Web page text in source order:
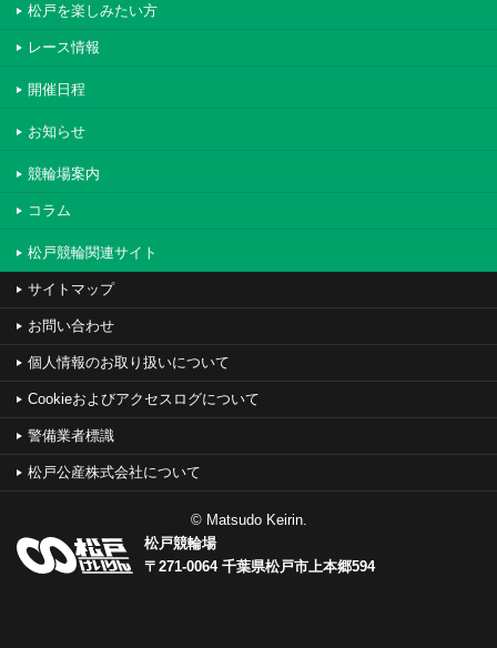
松戸を楽しみたい方
レース情報
開催日程
お知らせ
競輪場案内
コラム
松戸競輪関連サイト
サイトマップ
お問い合わせ
個人情報のお取り扱いについて
Cookieおよびアクセスログについて
警備業者標識
松戸公産株式会社について
© Matsudo Keirin.
松戸競輪場
〒271-0064 千葉県松戸市上本郷594